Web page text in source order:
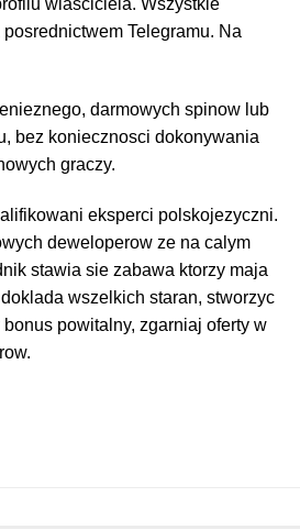
wlasciciela. Wszystkie
Telegramu. Na
darmowych spinow lub
bez koniecznosci dokonywania
graczy.
eksperci polskojezyczni.
deweloperow ze na calym
stawia sie zabawa ktorzy maja
wszelkich staran, stworzyc
powitalny, zgarniaj oferty w